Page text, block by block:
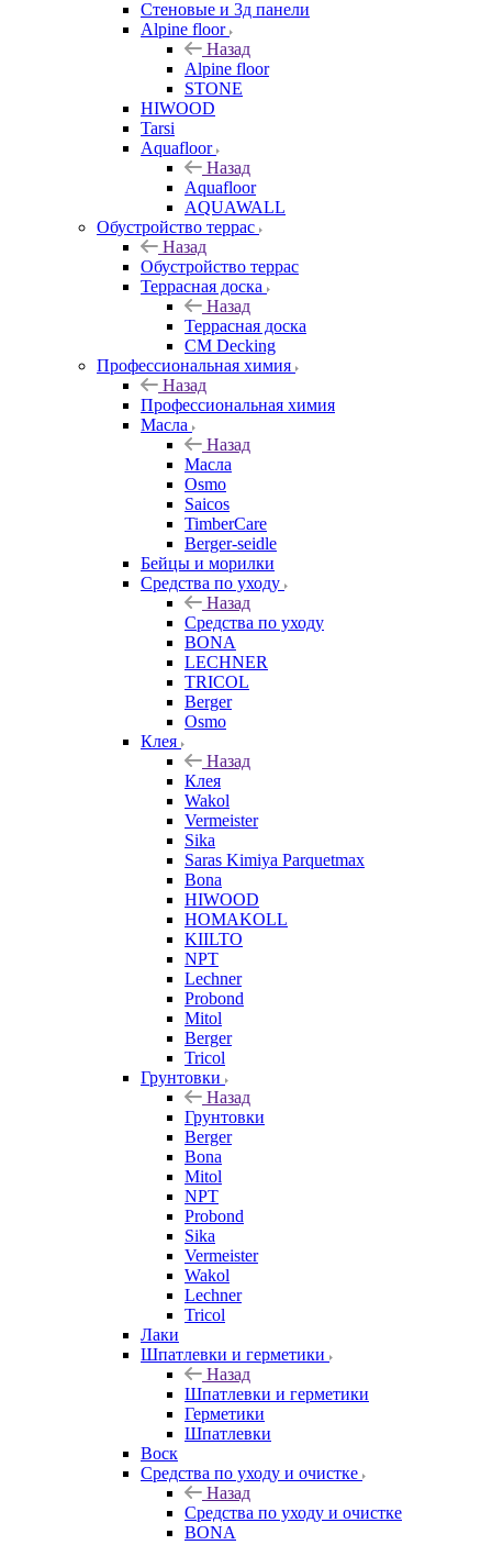
Стеновые и 3д панели
Alpine floor
Назад
Alpine floor
STONE
HIWOOD
Tarsi
Aquafloor
Назад
Aquafloor
AQUAWALL
Обустройство террас
Назад
Обустройство террас
Террасная доска
Назад
Террасная доска
CM Decking
Профессиональная химия
Назад
Профессиональная химия
Масла
Назад
Масла
Osmo
Saicos
TimberCare
Berger-seidle
Бейцы и морилки
Средства по уходу
Назад
Средства по уходу
BONA
LECHNER
TRICOL
Berger
Osmo
Клея
Назад
Клея
Wakol
Vermeister
Sika
Saras Kimiya Parquetmax
Bona
HIWOOD
HOMAKOLL
KIILTO
NPT
Lechner
Probond
Mitol
Berger
Tricol
Грунтовки
Назад
Грунтовки
Berger
Bona
Mitol
NPT
Probond
Sika
Vermeister
Wakol
Lechner
Tricol
Лаки
Шпатлевки и герметики
Назад
Шпатлевки и герметики
Герметики
Шпатлевки
Воск
Средства по уходу и очистке
Назад
Средства по уходу и очистке
BONA